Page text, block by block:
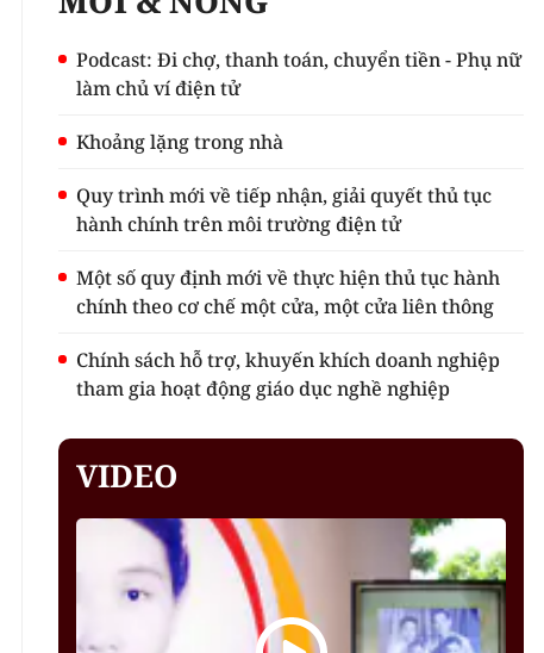
Podcast: Đi chợ, thanh toán, chuyển tiền - Phụ nữ
làm chủ ví điện tử
Khoảng lặng trong nhà
Quy trình mới về tiếp nhận, giải quyết thủ tục
hành chính trên môi trường điện tử
Một số quy định mới về thực hiện thủ tục hành
chính theo cơ chế một cửa, một cửa liên thông
Chính sách hỗ trợ, khuyến khích doanh nghiệp
tham gia hoạt động giáo dục nghề nghiệp
VIDEO